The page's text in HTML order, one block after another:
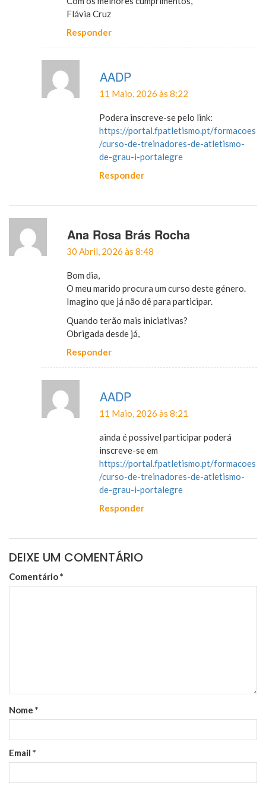
Flávia Cruz
Responder
AADP
11 Maio, 2026 às 8:22
Podera inscreve-se pelo link:
https://portal.fpatletismo.pt/formacoes
/curso-de-treinadores-de-atletismo-
de-grau-i-portalegre
Responder
Ana Rosa Brás Rocha
30 Abril, 2026 às 8:48
Bom dia,
O meu marido procura um curso deste género.
Imagino que já não dê para participar.
Quando terão mais iniciativas?
Obrigada desde já,
Responder
AADP
11 Maio, 2026 às 8:21
ainda é possivel participar poderá
inscreve-se em
https://portal.fpatletismo.pt/formacoes
/curso-de-treinadores-de-atletismo-
de-grau-i-portalegre
Responder
DEIXE UM COMENTÁRIO
Comentário*
Nome *
Email *